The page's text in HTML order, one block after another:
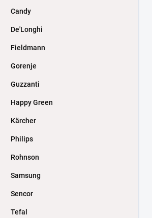
Candy
De'Longhi
Fieldmann
Gorenje
Guzzanti
Happy Green
Kärcher
Philips
Rohnson
Samsung
Sencor
Tefal